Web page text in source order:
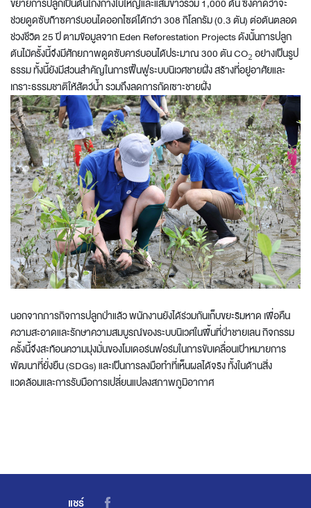
ขยายการปลูกเป็นต้นโกงกางใบใหญ่และแสมขาวรวม 1,000 ต้น ซึ่งคาดว่าจะ
ช่วยดูดซับก๊าซคาร์บอนไดออกไซด์ได้กว่า 308 กิโลกรัม (0.3 ตัน) ต่อต้นตลอด
ช่วงชีวิต 25 ปี ตามข้อมูลจาก Eden Reforestation Projects ดังนั้นการปลูก
ต้นไม้ครั้งนี้จึงมีศักยภาพดูดซับคาร์บอนได้ประมาณ 300 ตัน CO₂ อย่างเป็นรูป
ธรรม ทั้งนี้ยังมีส่วนสำคัญในการฟื้นฟูระบบนิเวศชายฝั่ง สร้างที่อยู่อาศัยและ
เกราะธรรมชาติให้สัตว์น้ำ รวมถึงลดการกัดเซาะชายฝั่ง
นอกจากภารกิจการปลูกป่าแล้ว พนักงานยังได้ร่วมกันเก็บขยะริมหาด เพื่อคืน
ความสะอาดและรักษาความสมบูรณ์ของระบบนิเวศในพื้นที่ป่าชายเลน กิจกรรม
ครั้งนี้จึงสะท้อนความมุ่งมั่นของโมเดอร์นฟอร์มในการขับเคลื่อนเป้าหมายการ
พัฒนาที่ยั่งยืน (SDGs) และเป็นการลงมือทำที่เห็นผลได้จริง ทั้งในด้านสิ่ง
แวดล้อมและการรับมือการเปลี่ยนแปลงสภาพภูมิอากาศ
แชร์